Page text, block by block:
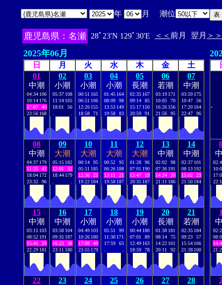
年 月 潮位
鹿児島県：名瀬 28ﾟ23'N 129ﾟ30'E ＜＜ 前月 翌月 ＞＞
2025年06月
日 月 火 水 木 金
土
01
中潮
04:34 106
10:14 176
17:07
40
23:56 168
02
小潮
05:37 108
11:14 165
18:01
56
03
小潮
00:51 165
06:51 106
12:26 155
18:58
71
04
小潮
01:45 164
08:09
98
13:53 149
19:58
83
05
長潮
02:35 167
09:14
85
15:17 150
20:59
91
06
若潮
03:19 171
10:05
70
16:26 156
21:56
95
07
中潮
03:59 175
10:47
56
17:20 164
22:47
96
08
中潮
04:37 179
11:25
43
18:04 172
23:32
96
09
大潮
05:15 182
12:01
32
18:44 179
10
大潮
00:14
95
05:51 185
12:36
25
19:22 184
11
大潮
00:52
95
06:26 188
13:11
21
19:58 187
12
大潮
01:28
96
07:01 190
13:47
19
20:35 187
13
中潮
02:02
98
07:36 191
14:24
20
21:11 186
14
中潮
02:37 101
08:13 192
15:02
23
21:50 184
15
中潮
03:15 103
08:52 191
15:41
29
22:29 181
16
中潮
03:58 104
09:35 187
16:23
38
23:11 180
17
小潮
04:49 103
10:26 180
17:08
49
23:55 179
18
小潮
05:51
99
11:30 171
17:59
63
19
小潮
00:44 180
07:01
89
12:49 163
18:59
78
20
長潮
01:38 181
08:14
75
14:22 161
20:11
92
21
若潮
02:35 184
09:23
57
15:54 166
21:28 100
22
23
24
25
26
27
28
.